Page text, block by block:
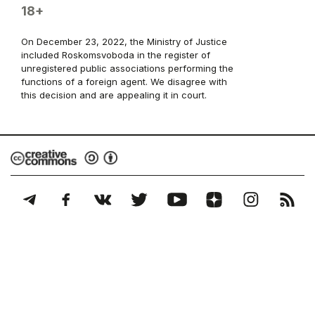
18+
On December 23, 2022, the Ministry of Justice
included Roskomsvoboda in the register of
unregistered public associations performing the
functions of a foreign agent. We disagree with
this decision and are appealing it in court.